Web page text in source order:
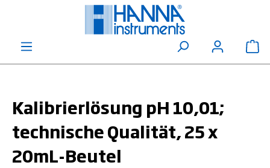
Kalibrierlösung pH 10,01;
technische Qualität, 25 x
20mL-Beutel